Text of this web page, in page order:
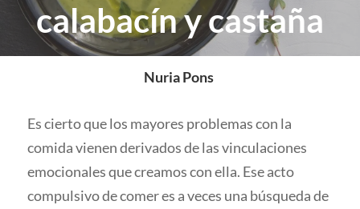
calabacín y castaña
Nuria Pons
Es cierto que los mayores problemas con la
comida vienen derivados de las vinculaciones
emocionales que creamos con ella. Ese acto
compulsivo de comer es a veces una búsqueda de